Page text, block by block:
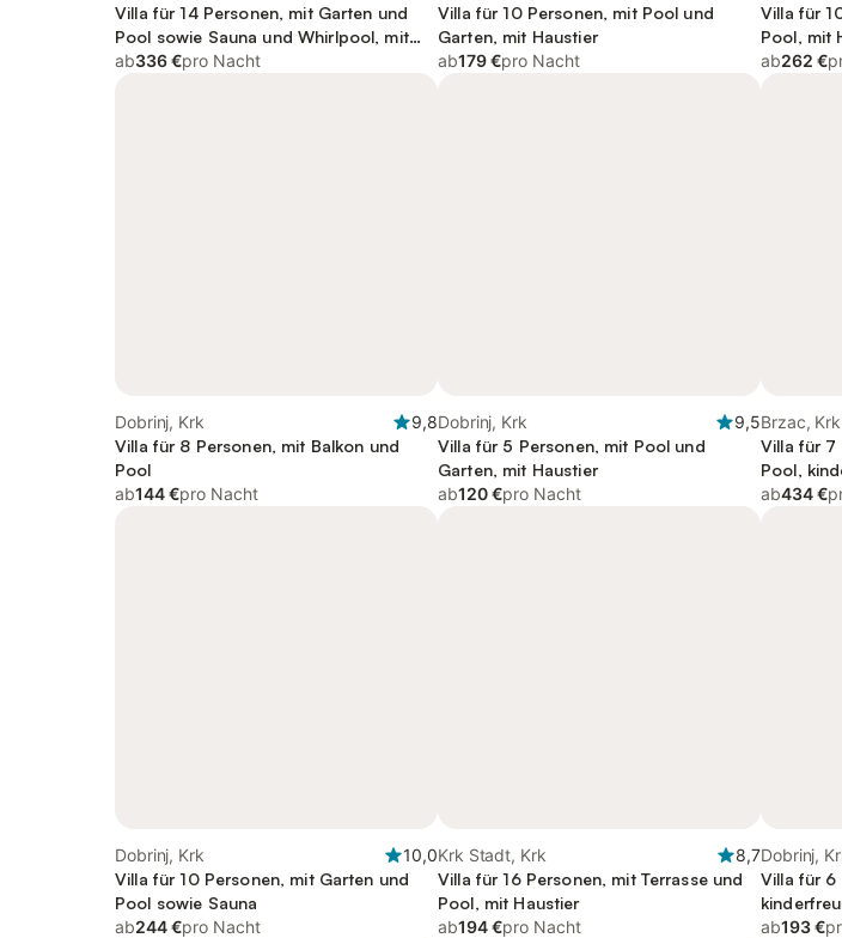
Villa für 14 Personen, mit Garten und
Pool sowie Sauna und Whirlpool, mit
Haustier
ab336 €pro Nacht
Villa für 10 Personen, mit Pool und
Garten, mit Haustier
ab179 €pro Nacht
Villa für
Pool, mit
ab262 €
Dobrinj, Krk
9,8
Villa für 8 Personen, mit Balkon und
Pool
ab144 €pro Nacht
Dobrinj, Krk
9,5
Villa für 5 Personen, mit Pool und
Garten, mit Haustier
ab120 €pro Nacht
Brzac, Krk
Villa für 7
Pool,
ab434 €
Dobrinj, Krk
10,0
Villa für 10 Personen, mit Garten und
Pool sowie Sauna
ab244 €pro Nacht
Krk Stadt, Krk
8,7
Villa für 16 Personen, mit Terrasse und
Pool, mit Haustier
ab194 €pro Nacht
Dobrinj,
Villa für 6
ab193 €